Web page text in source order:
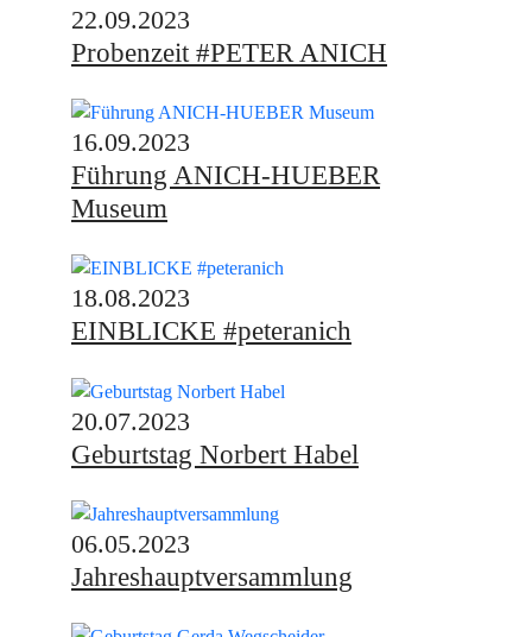
22.09.2023
Probenzeit #PETER ANICH
16.09.2023
Führung ANICH-HUEBER
Museum
18.08.2023
EINBLICKE #peteranich
20.07.2023
Geburtstag Norbert Habel
06.05.2023
Jahreshauptversammlung